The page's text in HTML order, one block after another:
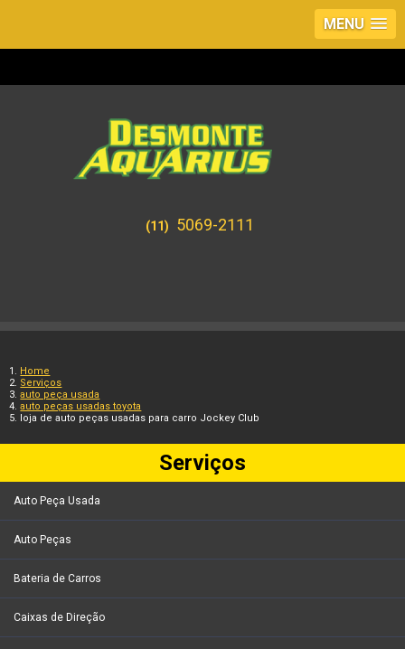
MENU
(11) 5069-2111
Home
Serviços
auto peça usada
auto peças usadas toyota
loja de auto peças usadas para carro Jockey Club
Serviços
Auto Peça Usada
Auto Peças
Bateria de Carros
Caixas de Direção